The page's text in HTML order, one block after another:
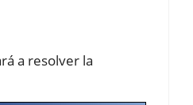
a resolver la